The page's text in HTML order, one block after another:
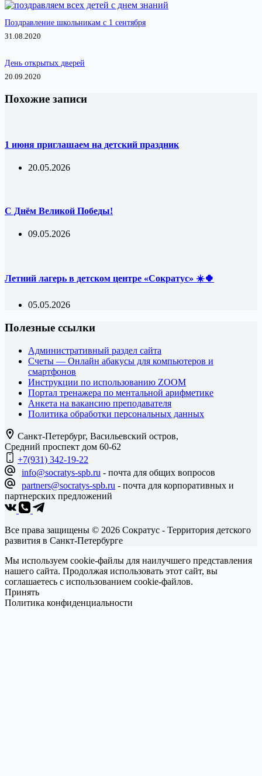
Поздравление школьникам с 1 сентября
31.08.2020
День открытых дверей
20.09.2020
Похожие записи
1 июня приглашаем на детский праздник
20.05.2026
С Днём Великой Победы!
09.05.2026
Летний лагерь в детском центре «Сократус» ☀️🍀
05.05.2026
Полезные ссылки
Административный раздел сайта
Счеты — Онлайн абакусы для компьютеров и
смартфонов
Инструкции по использованию ZOOM
Портал тренажера по ментальной арифметике
Анкета на вакансию преподавателя
Политика обработки персональных данных
Санкт-Петербург, Васильевский остров,
Средний проспект дом 60-62
+7(931) 342-19-22
info@socratys-spb.ru - почта для общих вопросов
partners@socratys-spb.ru - почта для корпоративных и
партнерских предложений
Все права защищены © 2026 Сократус - Территория детского
развития в Санкт-Петербурге
Мы используем cookie-файлы для наилучшего представления
нашего сайта. Продолжая использовать этот сайт, вы
соглашаетесь с использованием cookie-файлов.
Принять
Политика конфиденциальности